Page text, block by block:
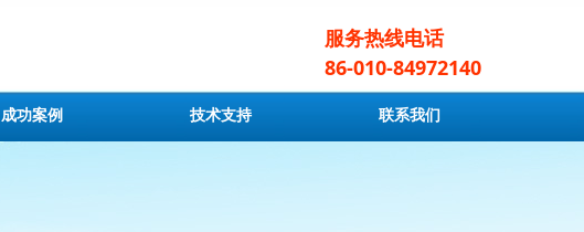
服务热线电话
86-010-84972140
成功案例 技术支持 联系我们